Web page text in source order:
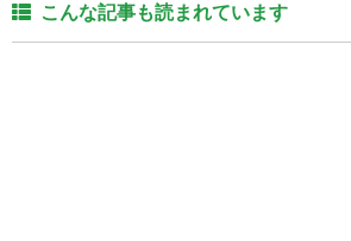
こんな記事も読まれています